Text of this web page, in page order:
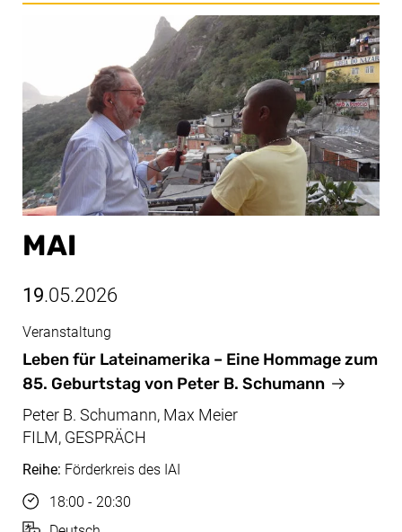
MAI
19.05.2026
Mai, 19.05.2026
Leben für Lateinamerika – Eine Hommage zum
85. Geburtstag von Peter B. Schumann
Veranstaltung
Peter B. Schumann, Max Meier
FILM, GESPRÄCH
Reihe: Förderkreis des IAI
Uhrzeit
18:00 - 20:30